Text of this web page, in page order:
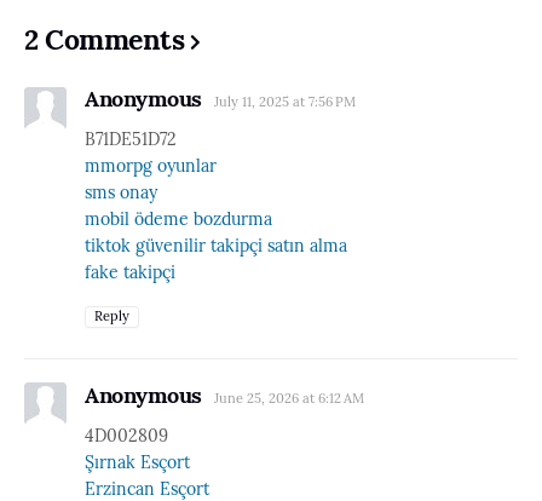
2 Comments
Anonymous July 11, 2025 at 7:56 PM
B71DE51D72
mmorpg oyunlar
sms onay
mobil ödeme bozdurma
tiktok güvenilir takipçi satın alma
fake takipçi
Reply
Anonymous June 25, 2026 at 6:12 AM
4D002809
Şırnak Esçort
Erzincan Esçort